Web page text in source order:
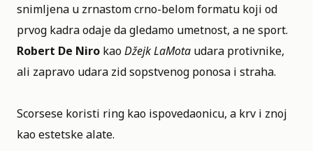
snimljena u zrnastom crno-belom formatu koji od
prvog kadra odaje da gledamo umetnost, a ne sport.
Robert De Niro kaoDžejk LaMota udara protivnike,
ali zapravo udara zid sopstvenog ponosa i straha.
Scorsese koristi ring kao ispovedaonicu, a krv i znoj
kao estetske alate.